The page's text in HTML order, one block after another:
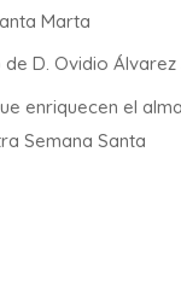
Marta
D. Ovidio Álvarez
enriquecen el
Semana Santa